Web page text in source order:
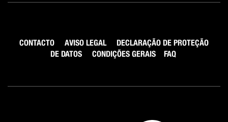
CONTACTO AVISO LEGAL
DECLARAÇÃO DE PROTEÇÃO
DE DATOS
CONDIÇÕES GERAIS FAQ